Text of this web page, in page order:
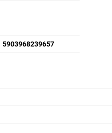
5903968239657